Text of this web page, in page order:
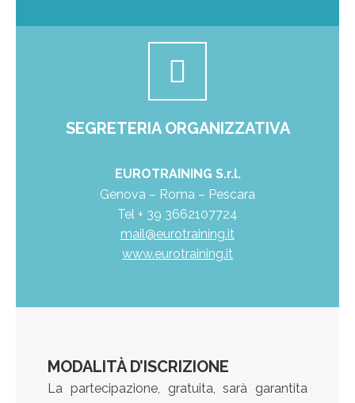
SEGRETERIA ORGANIZZATIVA
EUROTRAINING S.r.l.
Genova – Roma – Pescara
Tel + 39 3662107724
mail@eurotraining.it
www.eurotraining.it
MODALITÀ D’ISCRIZIONE
La partecipazione, gratuita, sarà garantita